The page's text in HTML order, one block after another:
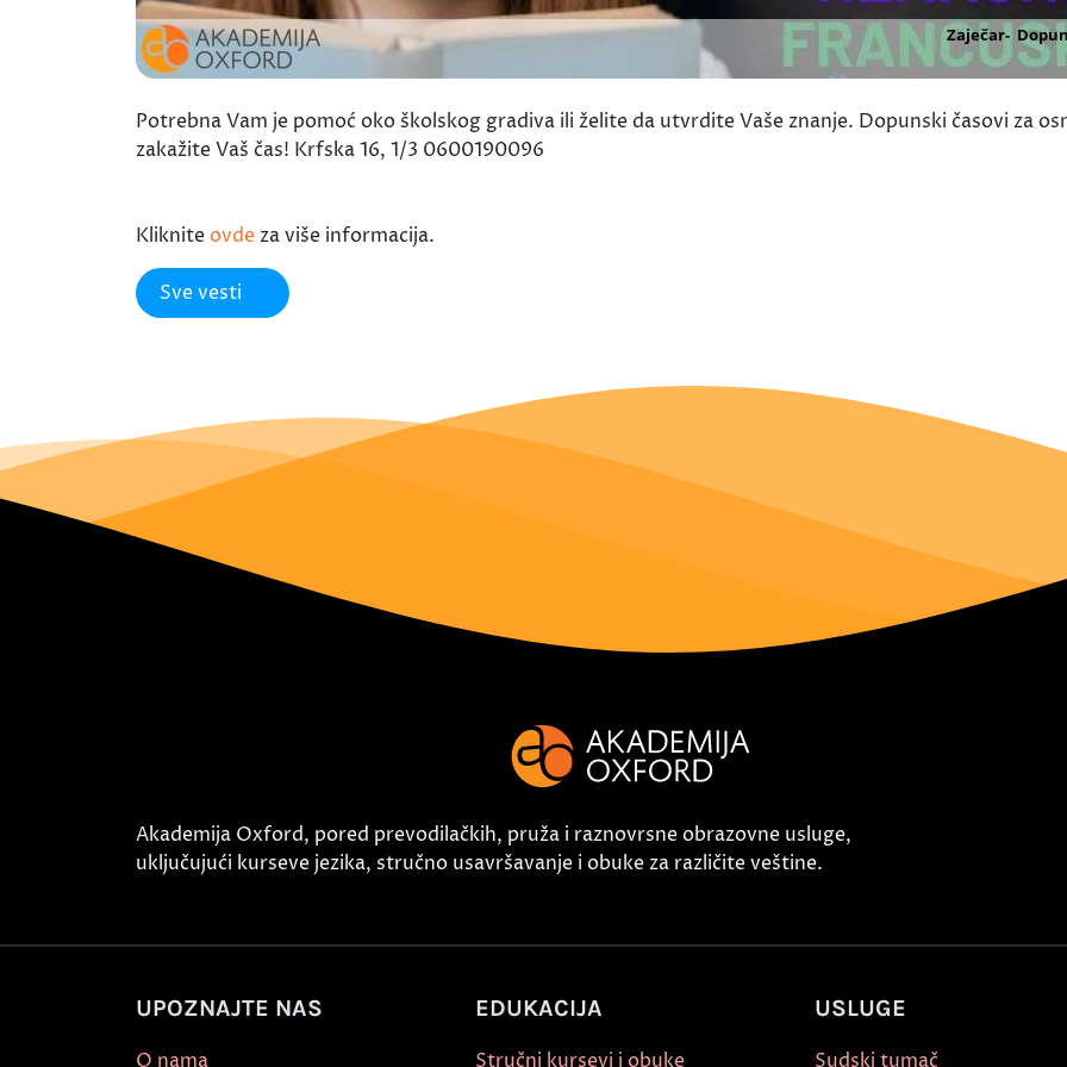
Potrebna Vam je pomoć oko školskog gradiva ili želite da utvrdite Vaše znanje. Dopunski časovi za
zakažite Vaš čas! Krfska 16, 1/3 0600190096
Kliknite ovde za više informacija.
Sve vesti
Akademija Oxford, pored prevodilačkih, pruža i raznovrsne obrazovne usluge,
uključujući kurseve jezika, stručno usavršavanje i obuke za različite veštine.
UPOZNAJTE NAS
O nama
EDUKACIJA
Stručni kursevi i obuke
USLUGE
Sudski tumač